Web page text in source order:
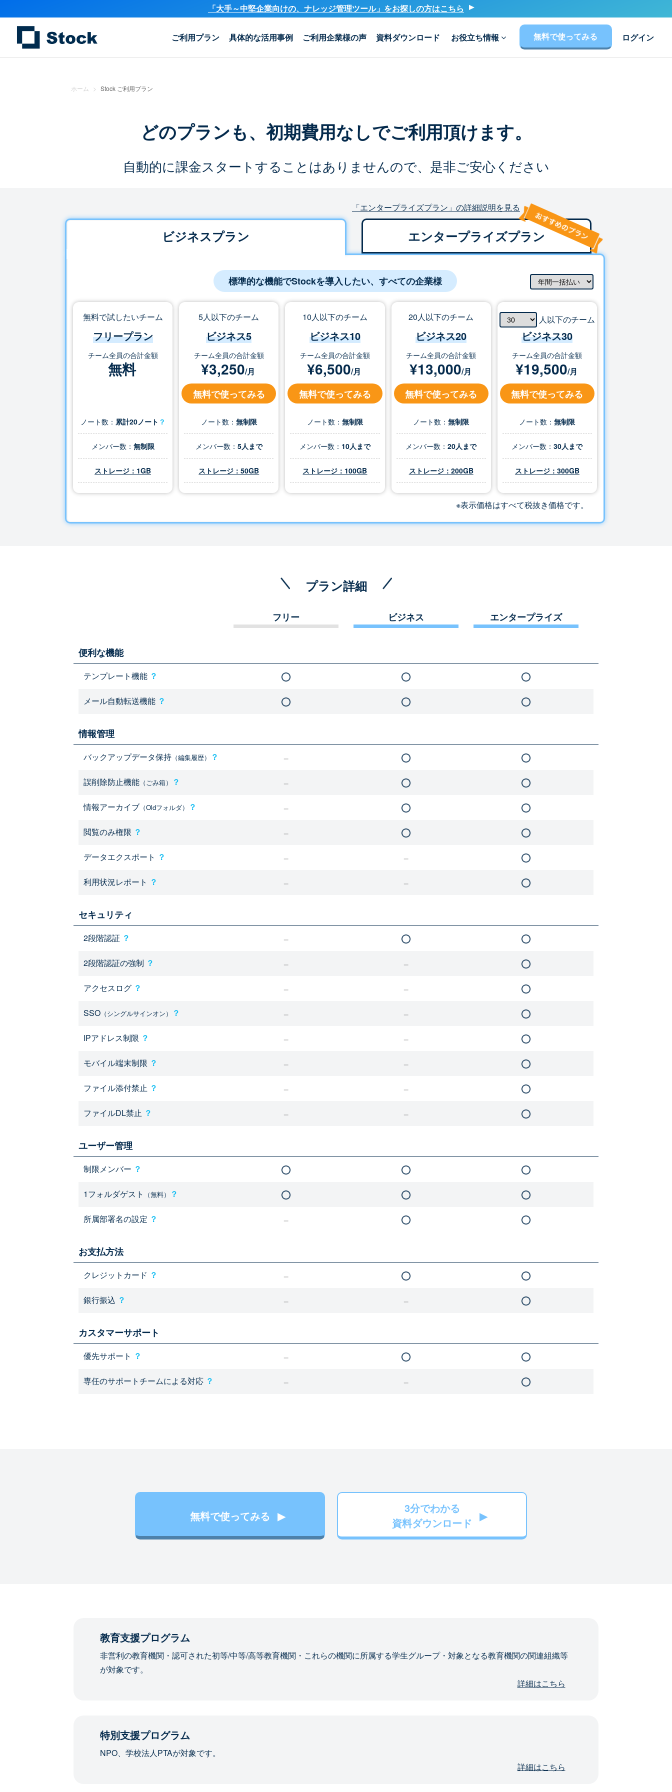
「大手～中堅企業向けの、ナレッジ管理ツール」をお探しの方はこちら
ご利用プラン 具体的な活用事例 ご利用企業様の声 資料ダウンロード お役立ち情報 無料で使ってみる ログイン
ホーム > Stock ご利用プラン
どのプランも、初期費用なしでご利用頂けます。
自動的に課金スタートすることはありませんので、是非ご安心ください
「エンタープライズプラン」の詳細説明を見る
ビジネスプラン エンタープライズプラン
標準的な機能でStockを導入したい、すべての企業様
無料で試したいチーム
フリープラン
チーム全員の合計金額
無料
ノート数： 累計20ノート ？
メンバー数： 無制限
ストレージ：1GB
5人以下のチーム
ビジネス5
チーム全員の合計金額
¥3,250/月
無料で使ってみる
ノート数： 無制限
メンバー数： 5人まで
ストレージ：50GB
10人以下のチーム
ビジネス10
チーム全員の合計金額
¥6,500/月
無料で使ってみる
ノート数： 無制限
メンバー数： 10人まで
ストレージ：100GB
20人以下のチーム
ビジネス20
チーム全員の合計金額
¥13,000/月
無料で使ってみる
ノート数：無制限
メンバー数：20人まで
ストレージ：200GB
人以下のチーム
ビジネス30
チーム全員の合計金額
¥19,500/月
無料で使ってみる
ノート数：無制限
メンバー数：30人まで
ストレージ： 300GB
※表示価格はすべて税抜き価格です。
プラン詳細
フリー ビジネス エンタープライズ
便利な機能
テンプレート機能 ？
メール自動転送機能 ？
情報管理
バックアップデータ保持 （編集履歴） ？
誤削除防止機能 （ごみ箱） ？
情報アーカイブ （Oldフォルダ） ？
閲覧のみ権限 ？
データエクスポート ？
利用状況レポート ？
セキュリティ
2段階認証 ？
2段階認証の強制 ？
アクセスログ ？
SSO （シングルサインオン） ？
IPアドレス制限 ？
モバイル端末制限 ？
ファイル添付禁止 ？
ファイルDL禁止 ？
ユーザー管理
制限メンバー ？
1フォルダゲスト （無料） ？
所属部署名の設定 ？
お支払方法
クレジットカード ？
銀行振込 ？
カスタマーサポート
優先サポート ？
専任のサポートチームによる対応 ？
無料で使ってみる
3分でわかる
資料ダウンロード
教育支援プログラム
非営利の教育機関・認可された初等/中等/高等教育機関・これらの機関に所属する学生グループ・対象となる教育機関の関連組織等
が対象です。
詳細はこちら
特別支援プログラム
NPO、学校法人PTAが対象です。
詳細はこちら